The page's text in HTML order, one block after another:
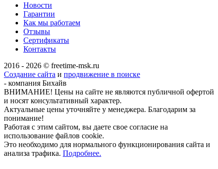
Новости
Гарантии
Как мы работаем
Отзывы
Сертификаты
Контакты
2016 - 2026 © freetime-msk.ru
Создание сайта и продвижение в поиске
- компания Бихайв
ВНИМАНИЕ! Цены на сайте не являются публичной офертой
и носят консультативный характер.
Актуальные цены уточняйте у менеджера. Благодарим за
понимание!
Работая с этим сайтом, вы даете свое согласие на
использование файлов cookie.
Это необходимо для нормального функционирования сайта и
анализа трафика. Подробнее.